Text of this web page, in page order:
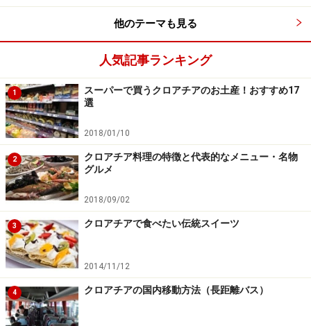
（機内泊）
■4日目
この行程でポイントとなるのは、日本を出発して同日中
にクロアチアに到着する便に乗ること。日本を午後出発
の便だと、クロアチアへの到着は翌日となってしまい3
泊4日の行程は難しくなってしまいます。チケット探し
の際はどうぞご留意ください。
また、このプランでもうひとつ注意したいのがお天気。
お天気が悪い日はプリトヴィッツェの魅力も半減してし
まいます。また、冬季は雪で公園が封鎖されてしまうこ
とも。事前に当日の公園の様子をチェックして、あまり
良くない際は残念ですが、プリトヴィツェ旅行はあきら
めてザグレブ観光を楽しむことをおすすめします。
他のテーマも見る
人気記事ランキング
1
スーパーで買うクロアチアのお土産！おすすめ17
選
2018/01/10
2
クロアチア料理の特徴と代表的なメニュー・名物
グルメ
2018/09/02
3 クロアチアで食べたい伝統スイーツ
2014/11/12
4 クロアチアの国内移動方法（長距離バス）